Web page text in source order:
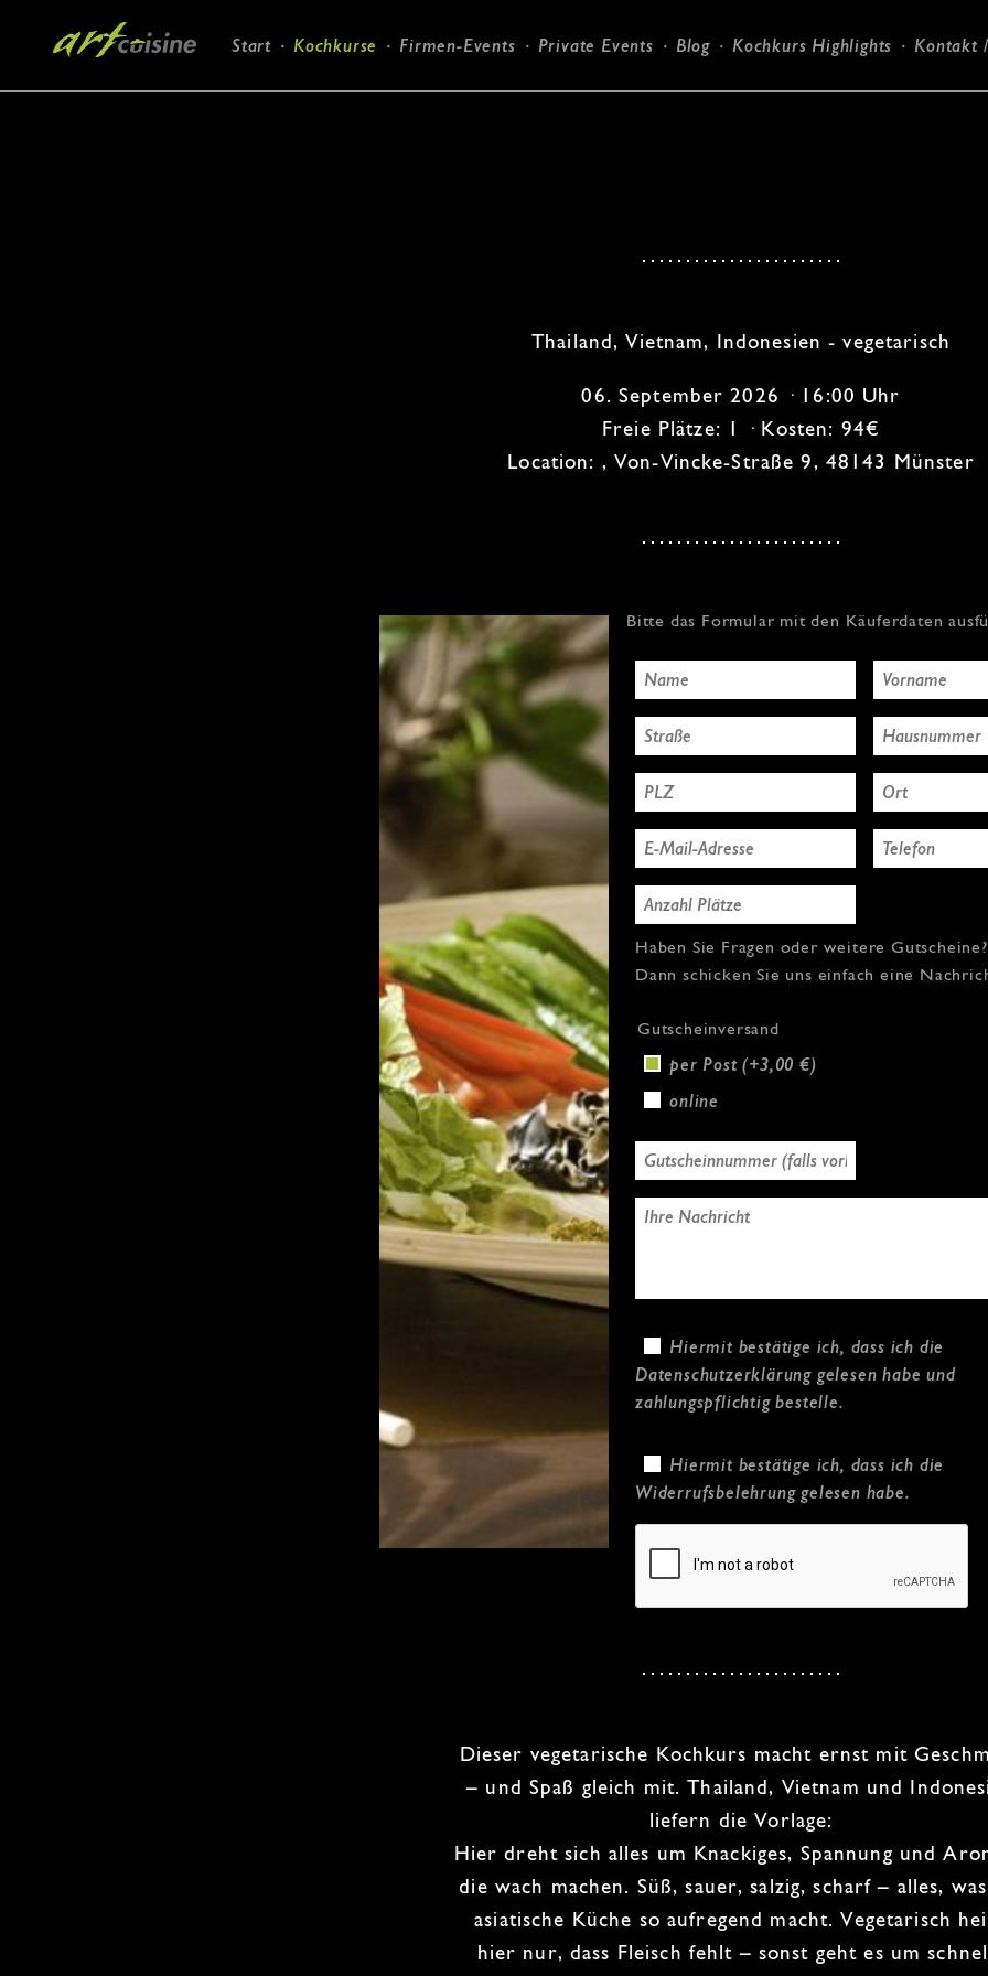
Navigation
Start Kochkurse Firmen-Events Private Events Blog Kochkurs Highlights Kontakt
Thailand, Vietnam, Indonesien - vegetarisch
06. September 2026 · 16:00 Uhr
Freie Plätze: 1 · Kosten: 94€
Location: , Von-Vincke-Straße 9, 48143 Münster
Bitte das Formular mit den Käuferdaten
Haben Sie Fragen oder weitere Gutscheine?
Dann schicken Sie uns einfach eine
Gutscheinversand
per Post (+3,00 €)
online
Hiermit bestätige ich, dass ich die
Datenschutzerklärung gelesen habe und
zahlungspflichtig bestelle.
Hiermit bestätige ich, dass ich die
Widerrufsbelehrunggelesen habe.
Dieser vegetarische Kochkurs macht ernst mit
– und Spaß gleich mit.Thailand, Vietnam und
liefern die Vorlage:
Hier dreht sich alles um Knackiges, Spannung und
die wach machen. Süß, sauer, salzig, scharf – alles, was
asiatische Küche so aufregend macht. Vegetarisch
hier nur, dass Fleisch fehlt – sonst geht es um